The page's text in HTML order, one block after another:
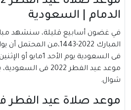
الدمام | السعودية
في غضون أسابيع قليلة، سنشهد
موعد عيد الفطر 2022
شوال.
موعد صلاة عيد الفطر في